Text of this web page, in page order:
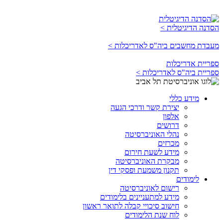
הסדנה הדיגיטלית >
מעבדת מחשבים ביה"ס לאדריכלות >
ספריית אדריכלות
ספריית ביה"ס לאדריכלות >
מידע כללי
יצירת קשר ודרכי הגעה
אלפון
דרושים
נהלי האוניברסיטה
מכרזים
מידע לשעת חירום
מבקרת האוניברסיטה
תקנון משמעת ופסקי דין
לימודים
רישום לאוניברסיטה
מידע למתעניינים בלימודים
חישוב סיכויי קבלה לתואר ראשון
לוח שנת הלימודים